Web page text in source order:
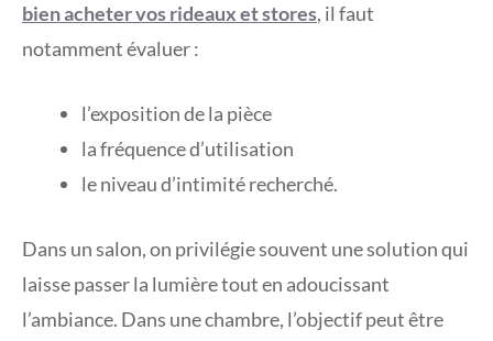
bien acheter vos rideaux et stores, il faut
notamment évaluer :
l’exposition de la pièce
la fréquence d’utilisation
le niveau d’intimité recherché.
Dans un salon, on privilégie souvent une solution qui
laisse passer la lumière tout en adoucissant
l’ambiance. Dans une chambre, l’objectif peut être